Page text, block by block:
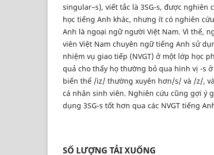
singular–s), viết tắc là 3SG-s, được nghiên
học tiếng Anh khác, nhưng ít có nghiên
Anh là ngoại ngữ người Việt Nam. Vì thế,
viên Việt Nam chuyên ngữ tiếng Anh sử
nhiệm vụ giao tiếp (NVGT) ở một lớp học
quả cho thấy họ thường bỏ qua hình vị -s
biến thể /iz/ thường xuyên hơn/s/ và /z/,
cá nhân sinh viên. Nghiên cứu cũng gợi ý
dụng 3SG-s tốt hơn qua các NVGT tiếng
SỐ LƯỢNG TẢI XUỐNG